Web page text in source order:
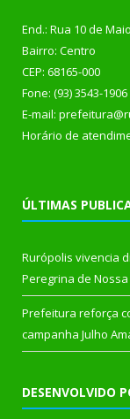
End.: Rua 10 de
Bairro: Centro
CEP: 68165-000
Fone: (93) 3543-
E-mail:
Horário de
ÚLTIMAS
Rurópolis vivencia
Peregrina de
Prefeitura reforça
campanha Julho
DESENVOLVIDO